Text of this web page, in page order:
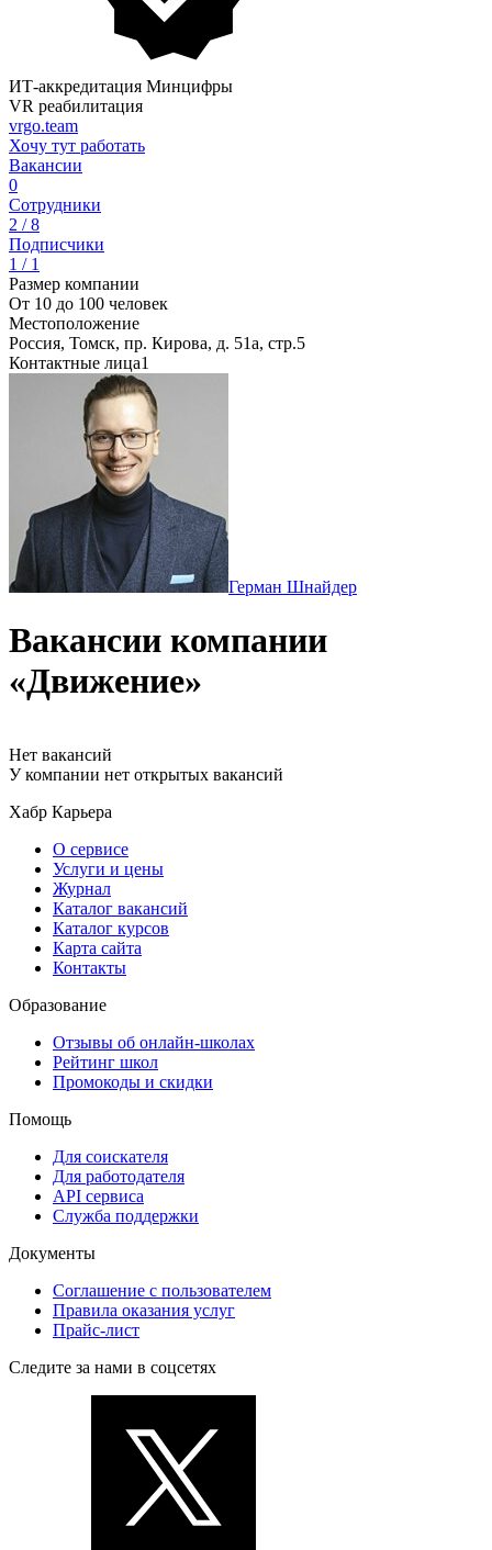
ИТ-аккредитация Минцифры
VR реабилитация
vrgo.team
Хочу тут работать
Вакансии
0
Сотрудники
2 / 8
Подписчики
1 / 1
Размер компании
От 10 до 100 человек
Местоположение
Россия, Томск, пр. Кирова, д. 51а, стр.5
Контактные лица1
Герман Шнайдер
Вакансии компании
«Движение»
Нет вакансий
У компании нет открытых вакансий
Хабр Карьера
О сервисе
Услуги и цены
Журнал
Каталог вакансий
Каталог курсов
Карта сайта
Контакты
Образование
Отзывы об онлайн-школах
Рейтинг школ
Промокоды и скидки
Помощь
Для соискателя
Для работодателя
API сервиса
Служба поддержки
Документы
Соглашение с пользователем
Правила оказания услуг
Прайс-лист
Следите за нами в соцсетях